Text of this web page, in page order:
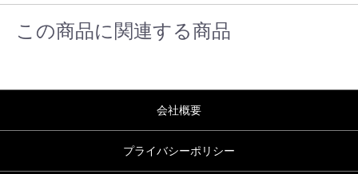
この商品に関連する商品
会社概要
プライバシーポリシー